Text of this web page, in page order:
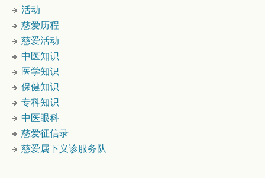
活动
慈爱历程
慈爱活动
中医知识
医学知识
保健知识
专科知识
中医眼科
慈爱征信录
慈爱属下义诊服务队